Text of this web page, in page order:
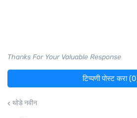
Thanks For Your Valuable Response
टिप्पणी पोस्ट करा
थोडे नवीन